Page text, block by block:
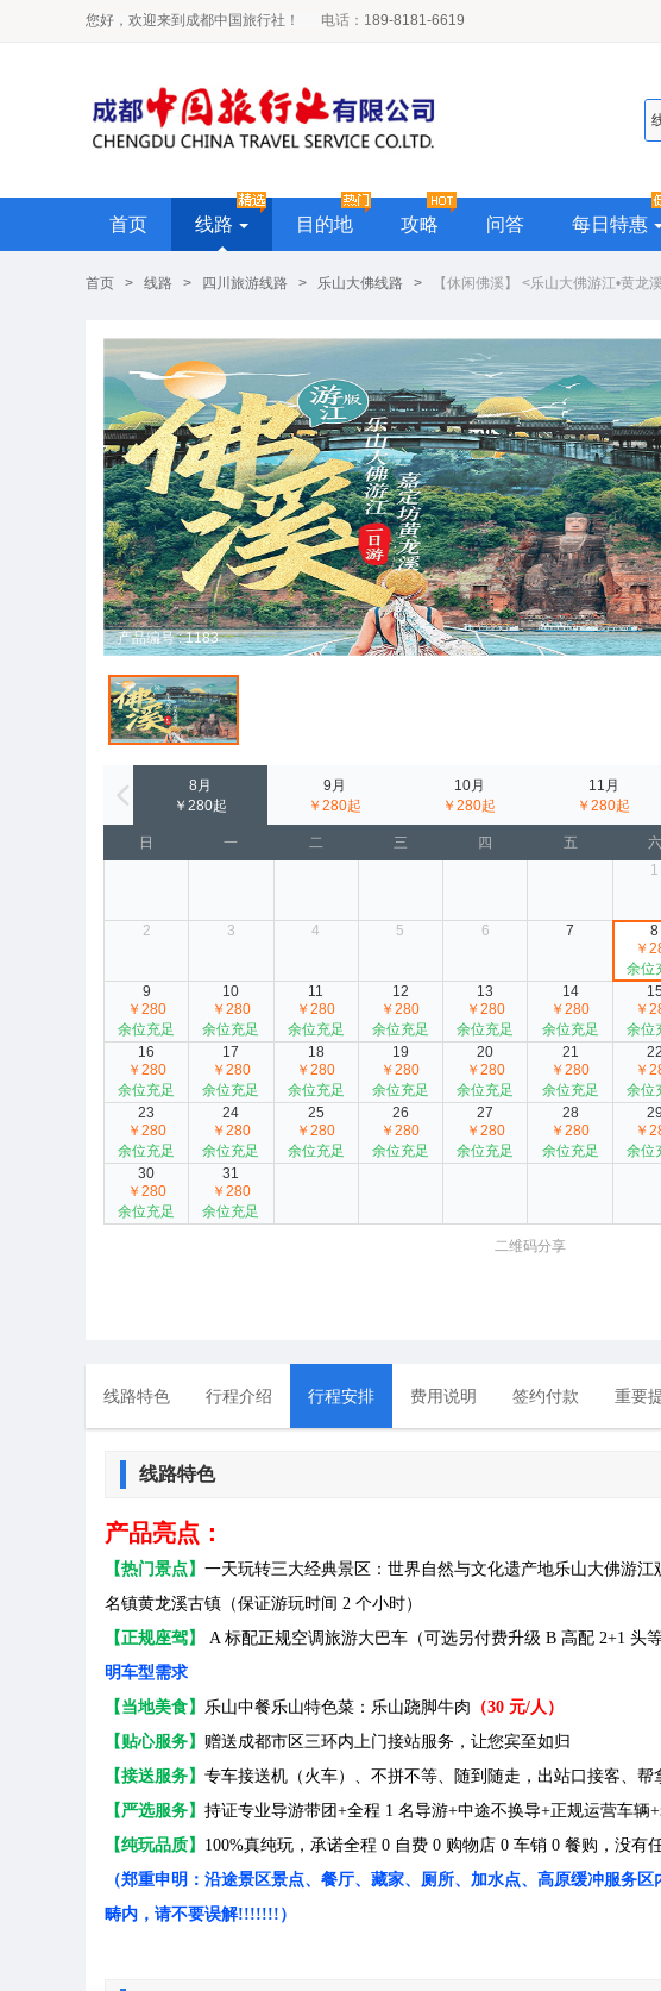
您好，欢迎来到成都中国旅行社！ 电话 ：189-8181-6619
首页 线路 目的地 攻略 问答 每日特惠
首页 > 线路 > 四川旅游线路 > 乐山大佛线路 > 【休闲佛溪】 <乐山大佛游江•黄龙
产品编号 : 1183
8月
￥280起
9月
￥280起
10月
￥280起
11月
￥280起
日 一 二 三 四 五
六
1
2 3 4 5 6 7
8
￥
余位
9
￥280
余位充足
10
￥280
余位充足
11
￥280
余位充足
12
￥280
余位充足
13
￥280
余位充足
14
￥280
余位充足
15
￥
余位
16
￥280
余位充足
17
￥280
余位充足
18
￥280
余位充足
19
￥280
余位充足
20
￥280
余位充足
21
￥280
余位充足
22
￥
余位
23
￥280
余位充足
24
￥280
余位充足
25
￥280
余位充足
26
￥280
余位充足
27
￥280
余位充足
28
￥280
余位充足
29
￥
余位
30
￥280
余位充足
31
￥280
余位充足
二维码分享
线路特色 行程介绍 行程安排 费用说明 签约付款 重要
线路特色
产品亮点：
【热门景点】 一天玩转三大经典景区：世界自然与文化遗产地乐山大佛游
名镇黄龙溪古镇（保证游玩时间 2 个小时）
【正规座驾】
A 标配正规空调旅游大巴车（可选另付费升级 B 高配 2+1 头
明车型需求
【当地美食】 乐山中餐乐山特色菜：乐山跷脚牛肉 （30 元/人）
【贴心服务】 赠送成都市区三环内上门接站服务，让您宾至如归
【接送服务】 专车接送机（火车）、不拼不等、随到随走，出站口接客、帮
【严选服务】 持证专业导游带团+全程 1 名导游+中途不换导+正规运营车辆
【纯玩品质】 100%真纯玩，承诺全程 0 自费 0 购物店 0 车销 0 餐购，没有
（郑重申明：沿途景区景点、餐厅、藏家、厕所、加水点、高原缓冲服务
畴内，请不要误解!!!!!!!）